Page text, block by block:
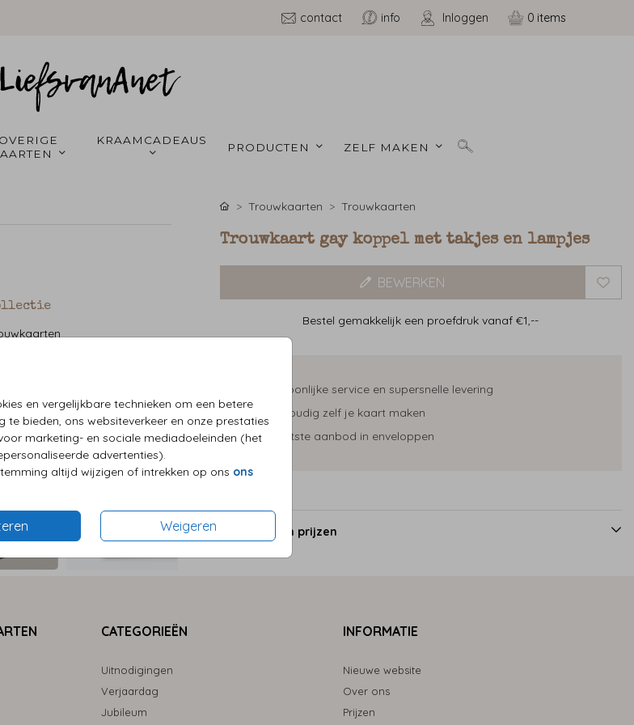
contact info Inloggen 0
OVERIGE
PRODUCTEN ZELF MAKEN
en vergelijkbare technieken om een betere
te bieden, ons websiteverkeer en onze prestaties
marketing- en sociale mediadoeleinden (het
advertenties).
altijd wijzigen of intrekken op ons ons
Weigeren
Trouwkaarten Trouwkaarten
Trouwkaart gay koppel met takjes en lampjes
BEWERKEN
Bestel gemakkelijk een proefdruk vanaf €1,--
Persoonlijke service en supersnelle levering
Eenvoudig zelf je kaart maken
Grootste aanbod in enveloppen
Formaten en prijzen
CATEGORIEËN
Uitnodigingen
Verjaardag
Jubileum
INFORMATIE
Nieuwe website
Over ons
Prijzen